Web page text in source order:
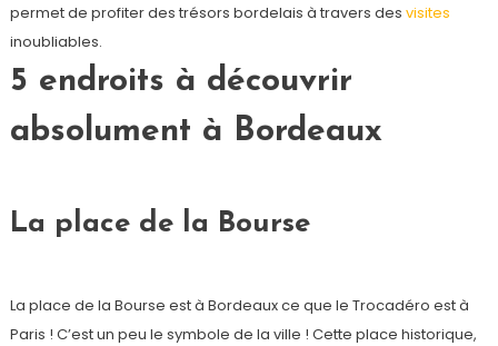
permet de profiter des trésors bordelais à travers des visites
inoubliables.
5 endroits à découvrir
absolument à Bordeaux
La place de la Bourse
La place de la Bourse est à Bordeaux ce que le Trocadéro est à
Paris ! C’est un peu le symbole de la ville ! Cette place historique,